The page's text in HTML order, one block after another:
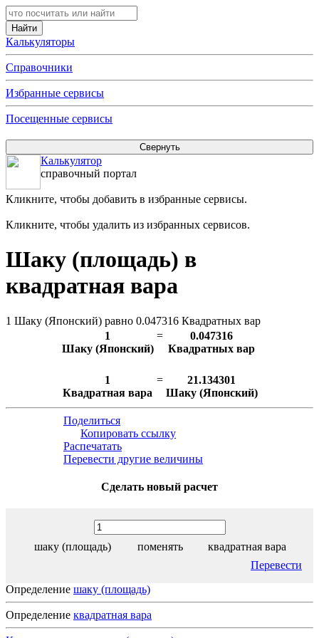
Калькуляторы
Справочники
Избранные сервисы
Посещенные сервисы
Калькулятор
справочный портал
Кликните, чтобы добавить в избранные сервисы.
Кликните, чтобы удалить из избранных сервисов.
Шаку (площадь) в
квадратная вара
1 Шаку (Японский) равно 0.047316 Квадратных вар
1
Шаку (Японский)
=
0.047316
Квадратных вар
1
Квадратная вара
=
21.134301
Шаку (Японский)
Поделиться
Копировать ссылку
Распечатать
Перевести другие величины
Сделать новый расчет
шаку (площадь) поменять
квадратная вара
Перевести
Определение шаку (площадь)
Определение квадратная вара